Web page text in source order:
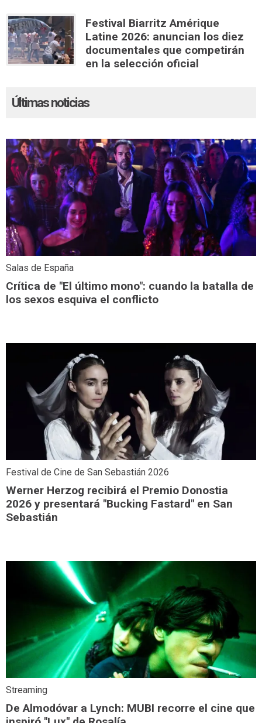
Festival Biarritz Amérique
Latine 2026: anuncian los diez
documentales que competirán
en la selección oficial
Últimas noticias
Salas de España
Crítica de "El último mono": cuando la batalla de
los sexos esquiva el conflicto
Festival de Cine de San Sebastián 2026
Werner Herzog recibirá el Premio Donostia
2026 y presentará "Bucking Fastard" en San
Sebastián
Streaming
De Almodóvar a Lynch: MUBI recorre el cine que